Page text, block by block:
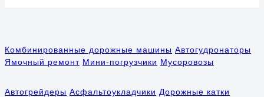
Комбинированные дорожные машины Автогудронаторы
Ямочный ремонт Мини-погрузчики Мусоровозы
Автогрейдеры Асфальтоукладчики Дорожные катки